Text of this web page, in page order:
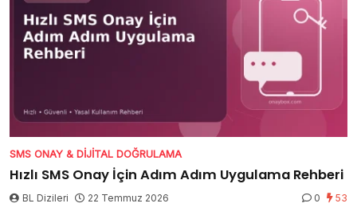
SMS ONAY & DIJITAL DOĞRULAMA
Hızlı SMS Onay İçin Adım Adım Uygulama Rehberi
BL Dizileri 22 Temmuz 2026 0 53